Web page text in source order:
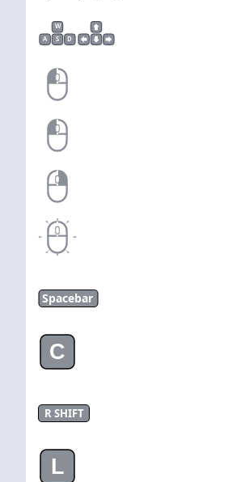
W
A
S D
Spacebar
C
R SHIFT
L